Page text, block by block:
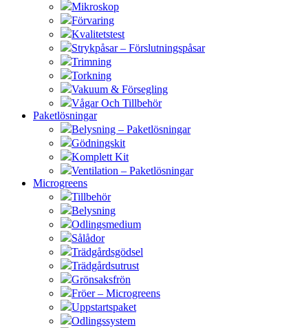
Mikroskop
Förvaring
Kvalitetstest
Strykpåsar – Förslutningspåsar
Trimning
Torkning
Vakuum & Försegling
Vågar Och Tillbehör
Paketlösningar
Belysning – Paketlösningar
Gödningskit
Komplett Kit
Ventilation – Paketlösningar
Microgreens
Tillbehör
Belysning
Odlingsmedium
Sålådor
Trädgårdsgödsel
Trädgårdsutrust
Grönsaksfrön
Fröer – Microgreens
Uppstartspaket
Odlingssystem